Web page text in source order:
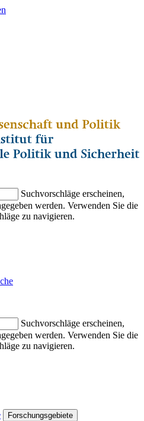
Suchvorschläge erscheinen,
werden. Verwenden Sie die
zu navigieren.
Suchvorschläge erscheinen,
werden. Verwenden Sie die
zu navigieren.
Forschungsgebiete